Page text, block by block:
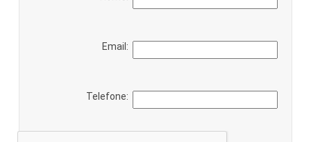
Email:
Telefone: